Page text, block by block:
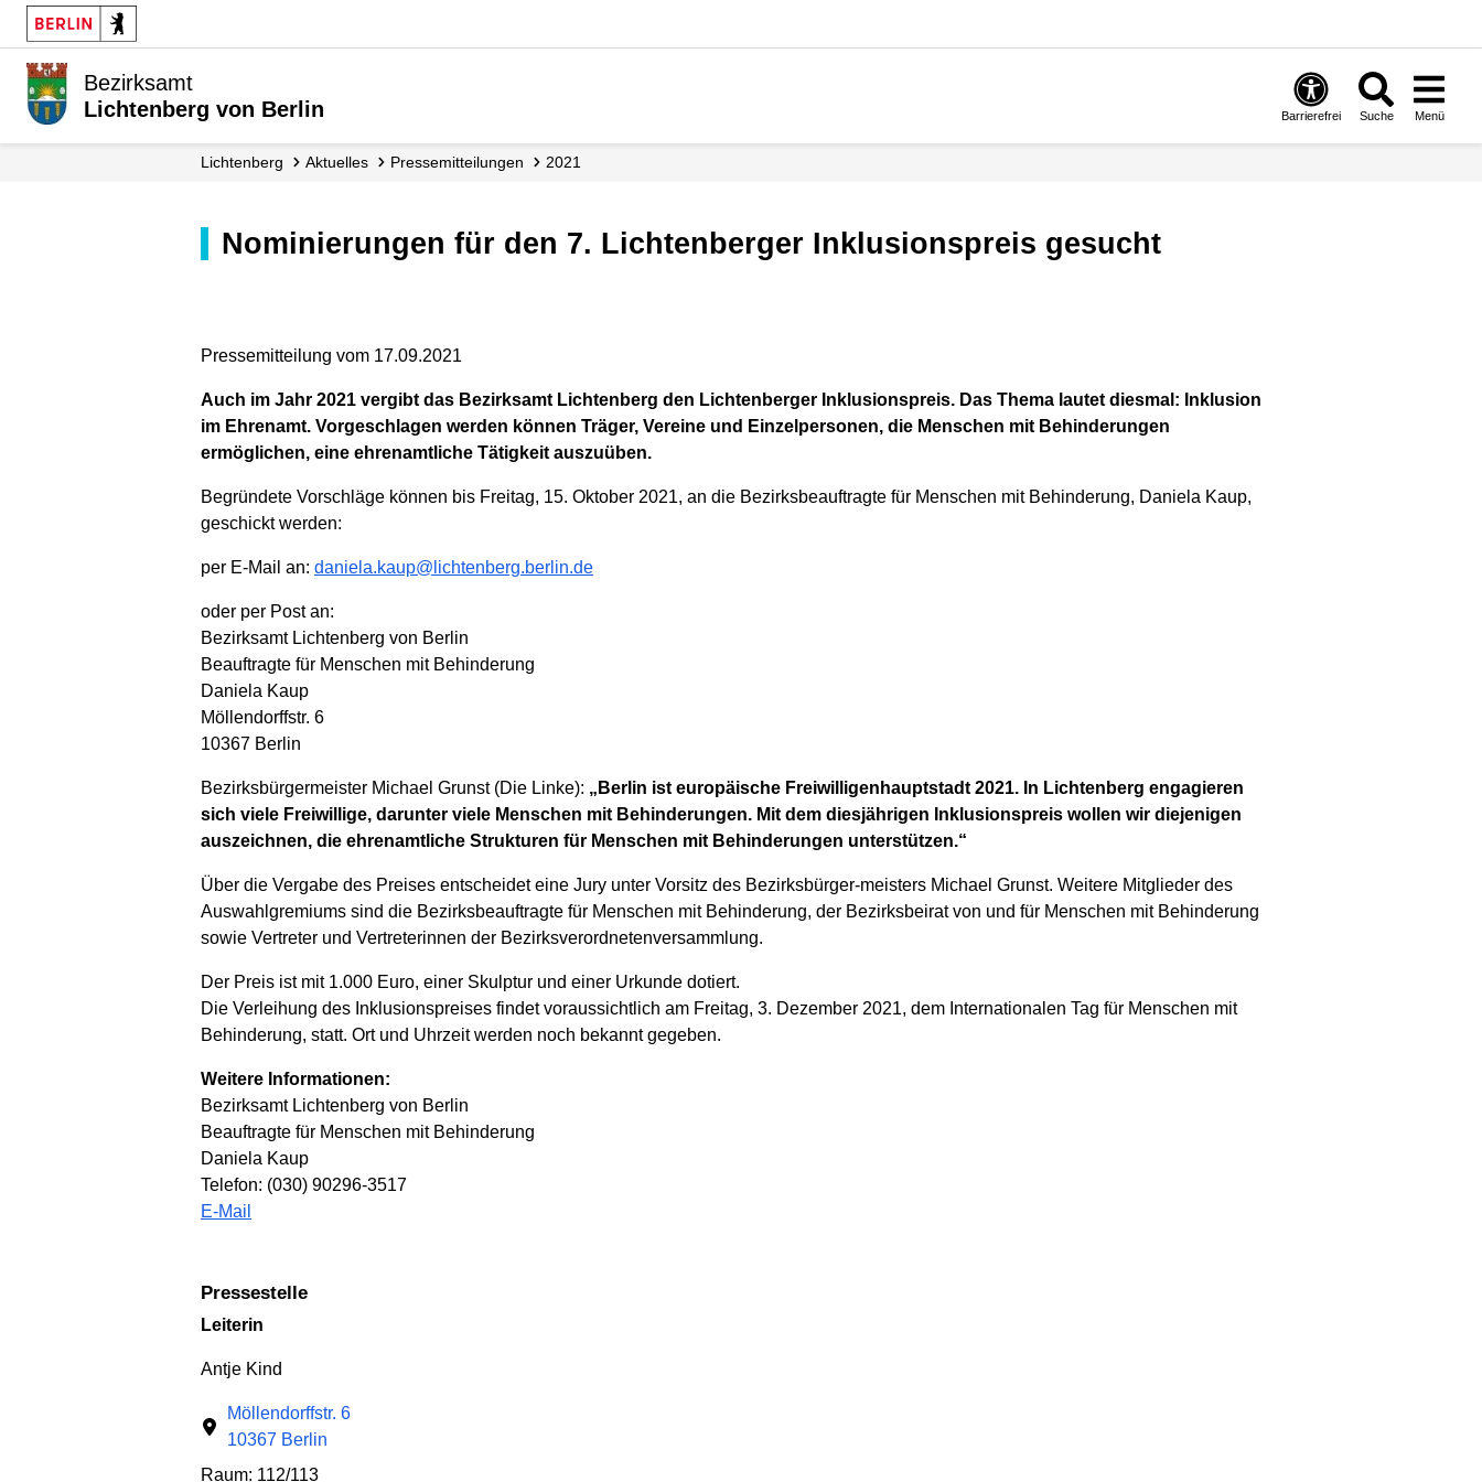
Bezirksamt
Lichtenberg von Berlin
Barrierefrei Suche Menü
Lichtenberg Aktuelles Presse­mitteilungen 2021
Nominierungen für den 7. Lichtenberger Inklusionspreis gesucht
Pressemitteilung vom 17.09.2021
Auch im Jahr 2021 vergibt das Bezirksamt Lichtenberg den Lichtenberger Inklusionspreis. Das Thema lautet diesmal: Inklusion
im Ehrenamt. Vorgeschlagen werden können Träger, Vereine und Einzelpersonen, die Menschen mit Behinderungen
ermöglichen, eine ehrenamtliche Tätigkeit auszuüben.
Begründete Vorschläge können bis Freitag, 15. Oktober 2021, an die Bezirksbeauftragte für Menschen mit Behinderung, Daniela Kaup,
geschickt werden:
per E-Mail an: daniela.kaup@lichtenberg.berlin.de
oder per Post an:
Bezirksamt Lichtenberg von Berlin
Beauftragte für Menschen mit Behinderung
Daniela Kaup
Möllendorffstr. 6
10367 Berlin
Bezirksbürgermeister Michael Grunst (Die Linke): „Berlin ist europäische Freiwilligenhauptstadt 2021. In Lichtenberg engagieren
sich viele Freiwillige, darunter viele Menschen mit Behinderungen. Mit dem diesjährigen Inklusionspreis wollen wir diejenigen
auszeichnen, die ehrenamtliche Strukturen für Menschen mit Behinderungen unterstützen.“
Über die Vergabe des Preises entscheidet eine Jury unter Vorsitz des Bezirksbürger-meisters Michael Grunst. Weitere Mitglieder des
Auswahlgremiums sind die Bezirksbeauftragte für Menschen mit Behinderung, der Bezirksbeirat von und für Menschen mit Behinderung
sowie Vertreter und Vertreterinnen der Bezirksverordnetenversammlung.
Der Preis ist mit 1.000 Euro, einer Skulptur und einer Urkunde dotiert.
Die Verleihung des Inklusionspreises findet voraussichtlich am Freitag, 3. Dezember 2021, dem Internationalen Tag für Menschen mit
Behinderung, statt. Ort und Uhrzeit werden noch bekannt gegeben.
Weitere Informationen:
Bezirksamt Lichtenberg von Berlin
Beauftragte für Menschen mit Behinderung
Daniela Kaup
Telefon: (030) 90296-3517
E-Mail
Pressestelle
Leiterin
Antje Kind
Möllendorffstr. 6
10367 Berlin
Raum: 112/113